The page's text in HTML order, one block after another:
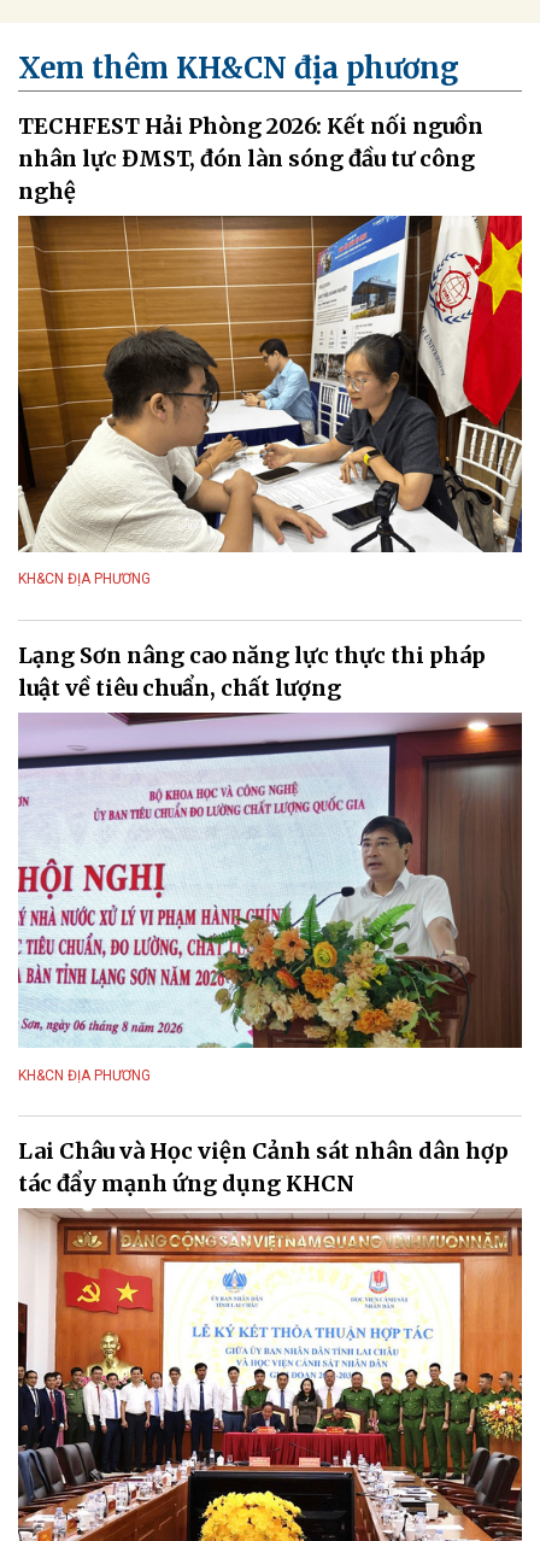
Xem thêm KH&CN địa phương
TECHFEST Hải Phòng 2026: Kết nối nguồn
nhân lực ĐMST, đón làn sóng đầu tư công
nghệ
KH&CN ĐỊA PHƯƠNG
Lạng Sơn nâng cao năng lực thực thi pháp
luật về tiêu chuẩn, chất lượng
KH&CN ĐỊA PHƯƠNG
Lai Châu và Học viện Cảnh sát nhân dân hợp
tác đẩy mạnh ứng dụng KHCN